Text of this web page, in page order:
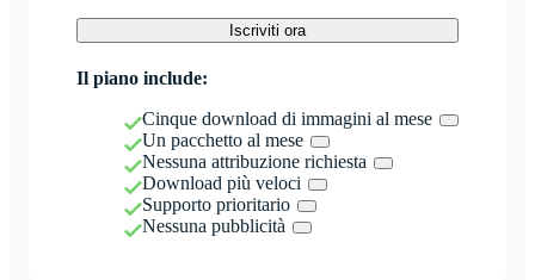
Iscriviti ora
Il piano include:
Cinque download di immagini al mese
Un pacchetto al mese
Nessuna attribuzione richiesta
Download più veloci
Supporto prioritario
Nessuna pubblicità